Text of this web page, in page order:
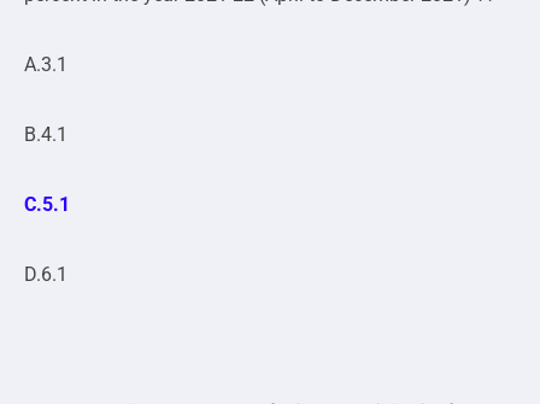
A.3.1
B.4.1
C.5.1
D.6.1